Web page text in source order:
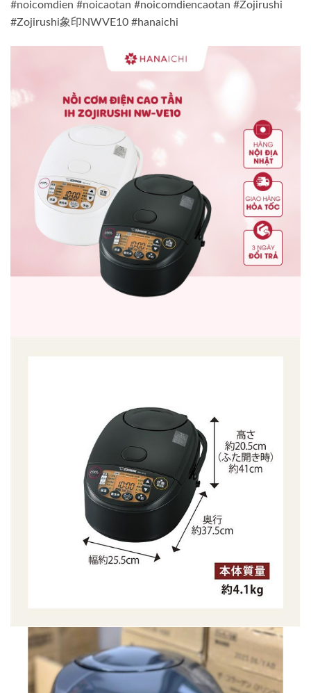
#noicomdien #noicaotan #noicomdiencaotan #Zojirushi
#Zojirushi象印NWVE10 #hanaichi